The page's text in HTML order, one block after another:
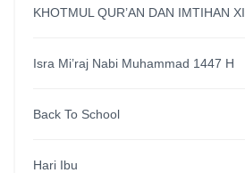
KHOTMUL QUR’AN DAN IMTIHAN XI
Isra Mi’raj Nabi Muhammad 1447 H
Back To School
Hari Ibu